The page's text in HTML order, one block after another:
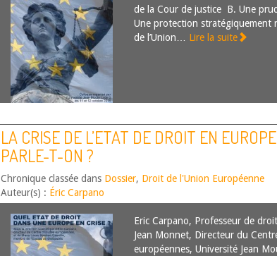
de la Cour de justice B. Une
Une protection stratégiquement
de l’Union… Lire la suite
LA CRISE DE L’ETAT DE DROIT EN
PARLE-T-ON ?
Chronique classée dans Dossier, Droit de l'Union Européenne
Auteur(s) : Éric Carpano
Eric Carpano, Professeur de
Jean Monnet, Directeur du
européennes, Université Jean